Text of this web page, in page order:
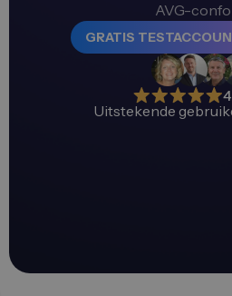
AVG-
GRATIS
Uitstekende